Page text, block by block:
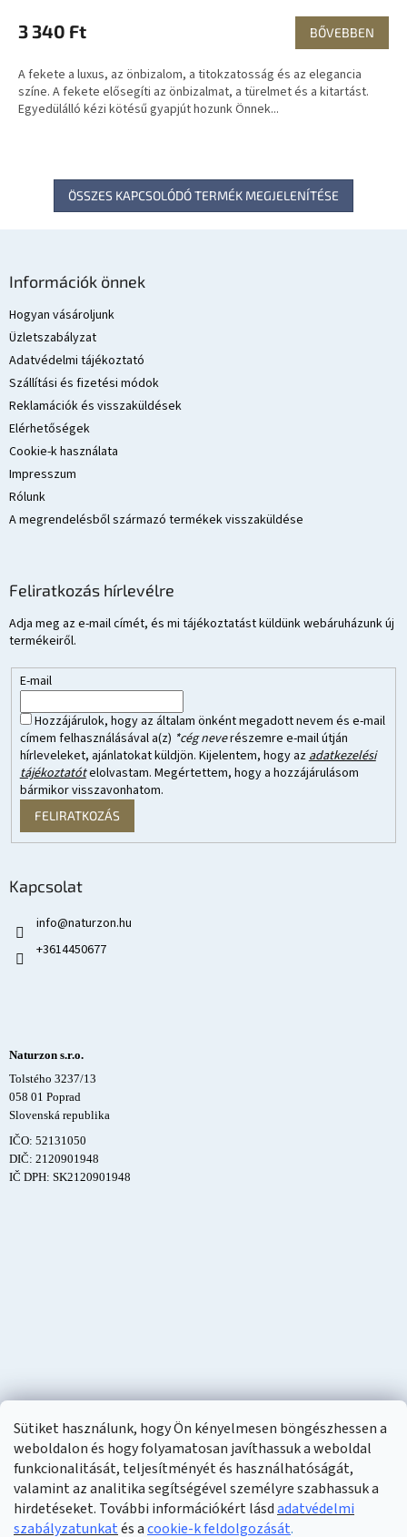
Sütiket használunk, hogy Ön kényelmesen böngészhessen a
weboldalon és hogy folyamatosan javíthassuk a weboldal
funkcionalitását, teljesítményét és használhatóságát,
valamint az analitika segítségével személyre szabhassuk a
hirdetéseket. További információkért lásdadatvédelmi
szabályzatunkatés acookie-k feldolgozását.
3 340 Ft BŐVEBBEN
A fekete a luxus, az önbizalom, a titokzatosság és az elegancia
színe. A fekete elősegíti az önbizalmat, a türelmet és a kitartást.
Egyedülálló kézi kötésű gyapjút hozunk Önnek...
ÖSSZES KAPCSOLÓDÓ TERMÉK MEGJELENÍTÉSE
Információk önnek
Hogyan vásároljunk
Üzletszabályzat
Adatvédelmi tájékoztató
Szállítási és fizetési módok
Reklamációk és visszaküldések
Elérhetőségek
Cookie-k használata
Impresszum
Rólunk
A megrendelésből származó termékek visszaküldése
Feliratkozás hírlevélre
Adja meg az e-mail címét, és mi tájékoztatást küldünk webáruházunk új
termékeiről.
E-mail
Hozzájárulok, hogy az általam önként megadott nevem és e-mail
címem felhasználásával a(z) *cég neverészemre e-mail útján
hírleveleket, ajánlatokat küldjön. Kijelentem, hogy azadatkezelési
tájékoztatótelolvastam. Megértettem, hogy a hozzájárulásom
bármikor visszavonhatom.
FELIRATKOZÁS
Kapcsolat
info@naturzon.hu
+3614450677
Naturzon s.r.o.
Tolstého 3237/13
058 01 Poprad
Slovenská republika
IČO: 52131050
DIČ: 2120901948
IČ DPH: SK2120901948